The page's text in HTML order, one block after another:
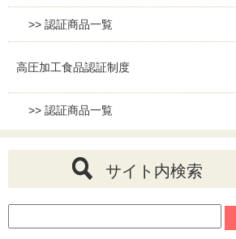
>> 認証商品一覧
高圧加工食品認証制度
>> 認証商品一覧
サイト内検索